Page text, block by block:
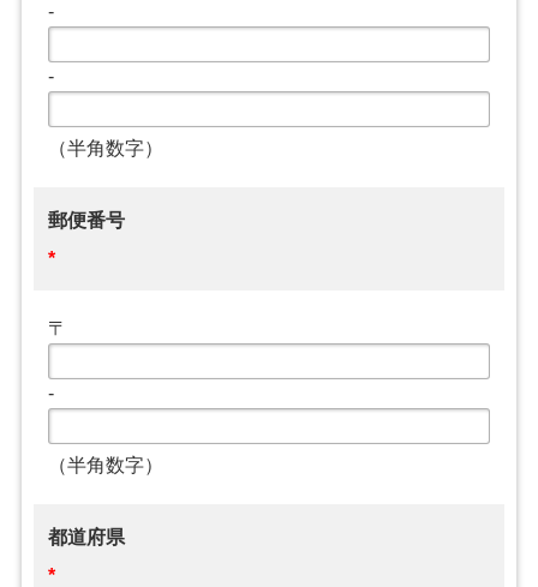
-
-
（半角数字）
郵便番号
*
〒
-
（半角数字）
都道府県
*